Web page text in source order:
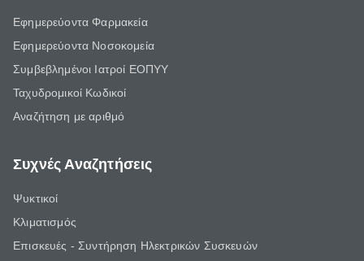
Εφημερεύοντα Φαρμακεία
Εφημερεύοντα Νοσοκομεία
Συμβεβλημένοι Ιατροί ΕΟΠΥΥ
Ταχυδρομικοί Κωδικοί
Αναζήτηση με αριθμό
Συχνές Αναζητήσεις
Ψυκτικοί
Κλιματισμός
Επισκευές - Συντήρηση Ηλεκτρικών Συσκευών